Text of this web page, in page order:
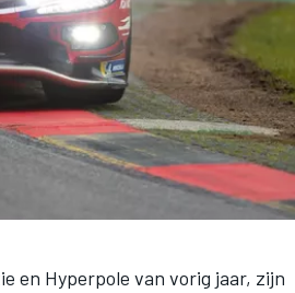
en Hyperpole van vorig jaar, zijn